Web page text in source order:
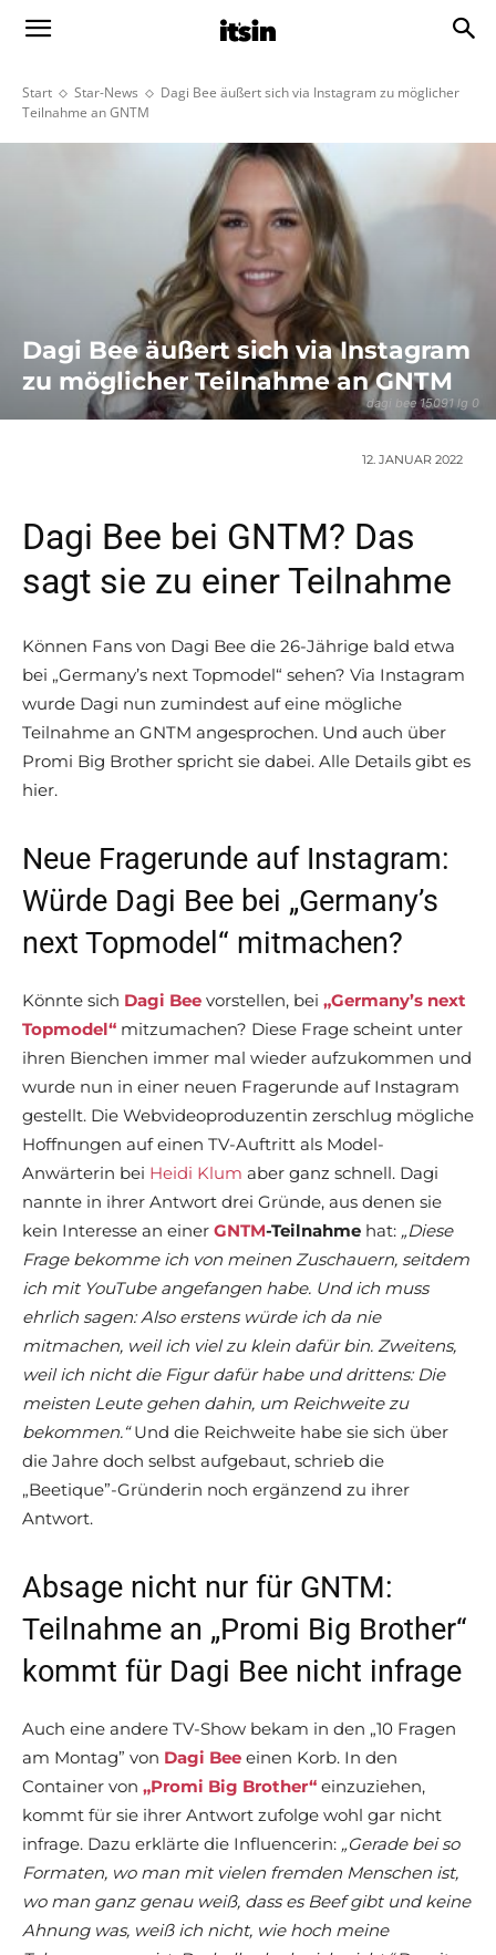
Start Star-News
Dagi Bee äußert sich via Instagram zu möglicher
Teilnahme an GNTM
dagi bee 15091 lg 0
Dagi Bee äußert sich via Instagram
zu möglicher Teilnahme an GNTM
12. JANUAR 2022
Dagi Bee bei GNTM? Das
sagt sie zu einer Teilnahme
Können Fans von Dagi Bee die 26-Jährige bald etwa
bei „Germany’s next Topmodel“ sehen? Via Instagram
wurde Dagi nun zumindest auf eine mögliche
Teilnahme an GNTM angesprochen. Und auch über
Promi Big Brother spricht sie dabei. Alle Details gibt es
hier.
Neue Fragerunde auf Instagram:
Würde Dagi Bee bei „Germany’s
next Topmodel“ mitmachen?
Könnte sich Dagi Bee vorstellen, bei „Germany’s next
Topmodel“ mitzumachen? Diese Frage scheint unter
ihren Bienchen immer mal wieder aufzukommen und
wurde nun in einer neuen Fragerunde auf Instagram
gestellt. Die Webvideoproduzentin zerschlug mögliche
Hoffnungen auf einen TV-Auftritt als Model-
Anwärterin bei Heidi Klum aber ganz schnell. Dagi
nannte in ihrer Antwort drei Gründe, aus denen sie
kein Interesse an einer GNTM-Teilnahme hat: „Diese
Frage bekomme ich von meinen Zuschauern, seitdem
ich mit YouTube angefangen habe. Und ich muss
ehrlich sagen: Also erstens würde ich da nie
mitmachen, weil ich viel zu klein dafür bin. Zweitens,
weil ich nicht die Figur dafür habe und drittens: Die
meisten Leute gehen dahin, um Reichweite zu
bekommen.“Und die Reichweite habe sie sich über
die Jahre doch selbst aufgebaut, schrieb die
„Beetique”-Gründerin noch ergänzend zu ihrer
Antwort.
Absage nicht nur für GNTM:
Teilnahme an „Promi Big Brother“
kommt für Dagi Bee nicht infrage
Auch eine andere TV-Show bekam in den „10 Fragen
am Montag” von Dagi Bee einen Korb. In den
Container von „Promi Big Brother“ einzuziehen,
kommt für sie ihrer Antwort zufolge wohl gar nicht
infrage. Dazu erklärte die Influencerin: „Gerade bei so
Formaten, wo man mit vielen fremden Menschen ist,
wo man ganz genau weiß, dass es Beef gibt und keine
Ahnung was, weiß ich nicht, wie hoch meine